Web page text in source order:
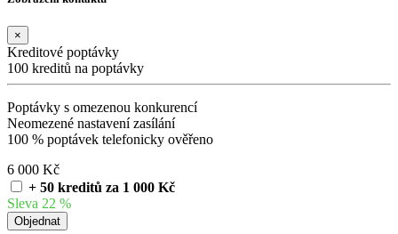
×
Kreditové poptávky
100 kreditů na poptávky
Poptávky s omezenou konkurencí
Neomezené nastavení zasílání
100 % poptávek telefonicky ověřeno
6 000 Kč
+ 50 kreditů za 1 000 Kč
Sleva 22 %